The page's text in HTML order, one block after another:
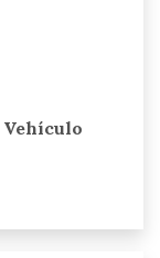
Vehículo